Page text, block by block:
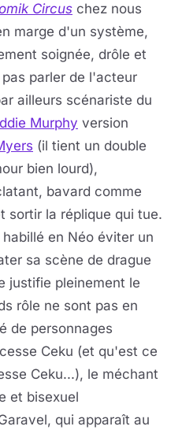
Circus chez nous
marge d'un système,
soignée, drôle et
parler de l'acteur
ailleurs scénariste du
Murphy version
(il tient un double
bien lourd),
bavard comme
sortir la réplique qui tue.
en Néo éviter un
sa scène de drague
justifie pleinement le
rôle ne sont pas en
de personnages
Ceku (et qu'est ce
Ceku...), le méchant
et bisexuel
qui apparaît au